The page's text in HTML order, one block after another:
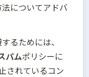
についてアドバ
るためには、
パムポリシーに
されているコン